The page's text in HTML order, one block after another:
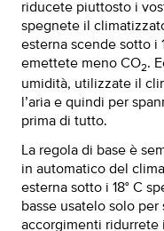
riducete piuttosto i
spegnete il
esterna scende sotto i
emettete meno CO2.
umidità, utilizzate il
l’aria e quindi per
prima di tutto.
La regola di base è
in automatico del
esterna sotto i 18° C
basse usatelo solo
accorgimenti ridurrete